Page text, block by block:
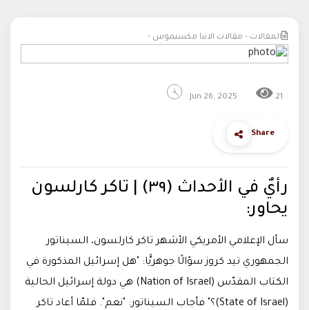
المقالات - مقالات الانبا مكسيموس -
Jun 26, 2025 21
Share
رأيٌ في الأحداث (٣٩) | تاكر كارلسون
يحاور:
سأل الإعلامي الأمريكي الأشهر تاكر كارلسون، السيناتور
الجمهوري تيد كروز سؤالًا جوهريًّا: "هل إسرائيل المذكورة في
الكتاب المقدّس (Nation of Israel) هي دولة إسرائيل الحالية
(State of Israel)؟" فأجاب السيناتور: "نعم". فلمّا أعاد تاكر